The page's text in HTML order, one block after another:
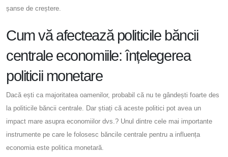
șanse de creștere.
Cum vă afectează politicile băncii
centrale economiile: înțelegerea
politicii monetare
Dacă ești ca majoritatea oamenilor, probabil că nu te gândești foarte des
la politicile băncii centrale. Dar știați că aceste politici pot avea un
impact mare asupra economiilor dvs.? Unul dintre cele mai importante
instrumente pe care le folosesc băncile centrale pentru a influența
economia este politica monetară.